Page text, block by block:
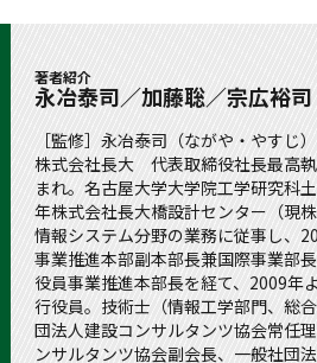
著者紹介
永冶泰司／加藤聡／宗広裕司
［監修］永冶泰司（ながや・やすじ）
株式会社長大 代表取締役社長最高
まれ。名古屋大学大学院工学研究科
年株式会社長大橋設計センター（現
情報システム分野の業務に従事し、
事業推進本部副本部長兼国際事業部
役員事業推進本部長を経て、2009年
行役員。技術士（情報工学部門、総
団法人建設コンサルタンツ協会常任
ンサルタンツ協会副会長、一般社団